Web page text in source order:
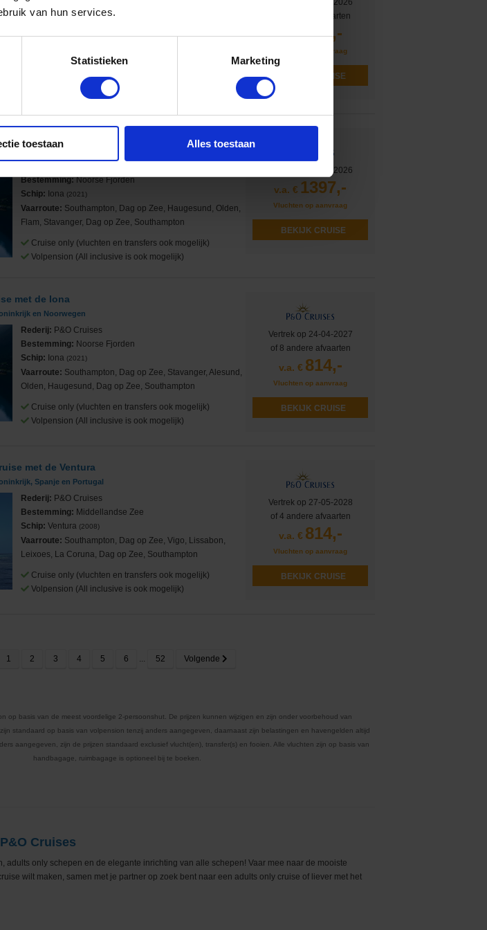
van hun services.
Statistieken Marketing
toestaan Alles toestaan
Bestemming:Noord-Europa
Cruise only (vluchten en transfers ook mogelijk)
Volpension (All inclusive is ook mogelijk)
Vertrek op 24-10-2026
of 2 andere afvaarten
v.a. €791,-
Vluchten op aanvraag
BEKIJK CRUISE
en Noorwegen
Bestemming:Noorse Fjorden
Schip: Iona (2021)
Vaarroute: Southampton, Dag op Zee, Haugesund, Olden,
Flam, Stavanger, Dag op Zee, Southampton
Cruise only (vluchten en transfers ook mogelijk)
Volpension (All inclusive is ook mogelijk)
Vertrek op 22-08-2026
v.a. € 1397,-
Vluchten op aanvraag
BEKIJK CRUISE
met de Iona
en Noorwegen
Rederij: P&O Cruises
Bestemming: Noorse Fjorden
Schip: Iona (2021)
Vaarroute: Southampton, Dag op Zee, Stavanger, Alesund,
Olden, Haugesund, Dag op Zee, Southampton
Cruise only (vluchten en transfers ook mogelijk)
Volpension (All inclusive is ook mogelijk)
Vertrek op 24-04-2027
of 8 andere afvaarten
v.a. € 814,-
Vluchten op aanvraag
BEKIJK CRUISE
met de Ventura
Spanje en Portugal
Rederij: P&O Cruises
Bestemming: Middellandse Zee
Schip:Ventura (2008)
Vaarroute: Southampton, Dag op Zee, Vigo, Lissabon,
Leixoes, La Coruna, Dag op Zee, Southampton
Cruise only (vluchten en transfers ook mogelijk)
Volpension (All inclusive is ook mogelijk)
Vertrek op 27-05-2028
of 4 andere afvaarten
v.a. € 814,-
Vluchten op aanvraag
BEKIJK CRUISE
1 2 3 4 5 6 ... 52 Volgende
op basis van de meest voordelige 2-persoonshut. De prijzen kunnen wijzigen en zijn onder voorbehoud van
standaard op basis van volpension tenzij anders aangegeven, daarnaast zijn belastingen en havengelden altijd
aangegeven, zijn de prijzen standaard exclusief vlucht(en), transfer(s) en fooien. Alle vluchten zijn op basis van
handbagage, ruimbagage is optioneel bij te boeken.
Cruises
only schepen en de elegante inrichting van alle schepen! Vaar mee naar de mooiste
wilt maken, samen met je partner op zoek bent naar een adults only cruise of liever met het